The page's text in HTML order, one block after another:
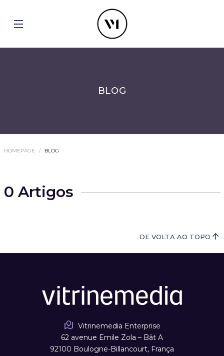
BLOG
HOMEPAGE BLOG
0 Artigos
DE VOLTA AO TOPO
Vitrinemedia Enterprise
62 avenue Emile Zola – Bât A
92100 Boulogne-Billancourt, França